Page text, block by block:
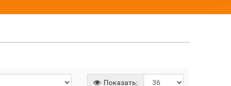
Показать: